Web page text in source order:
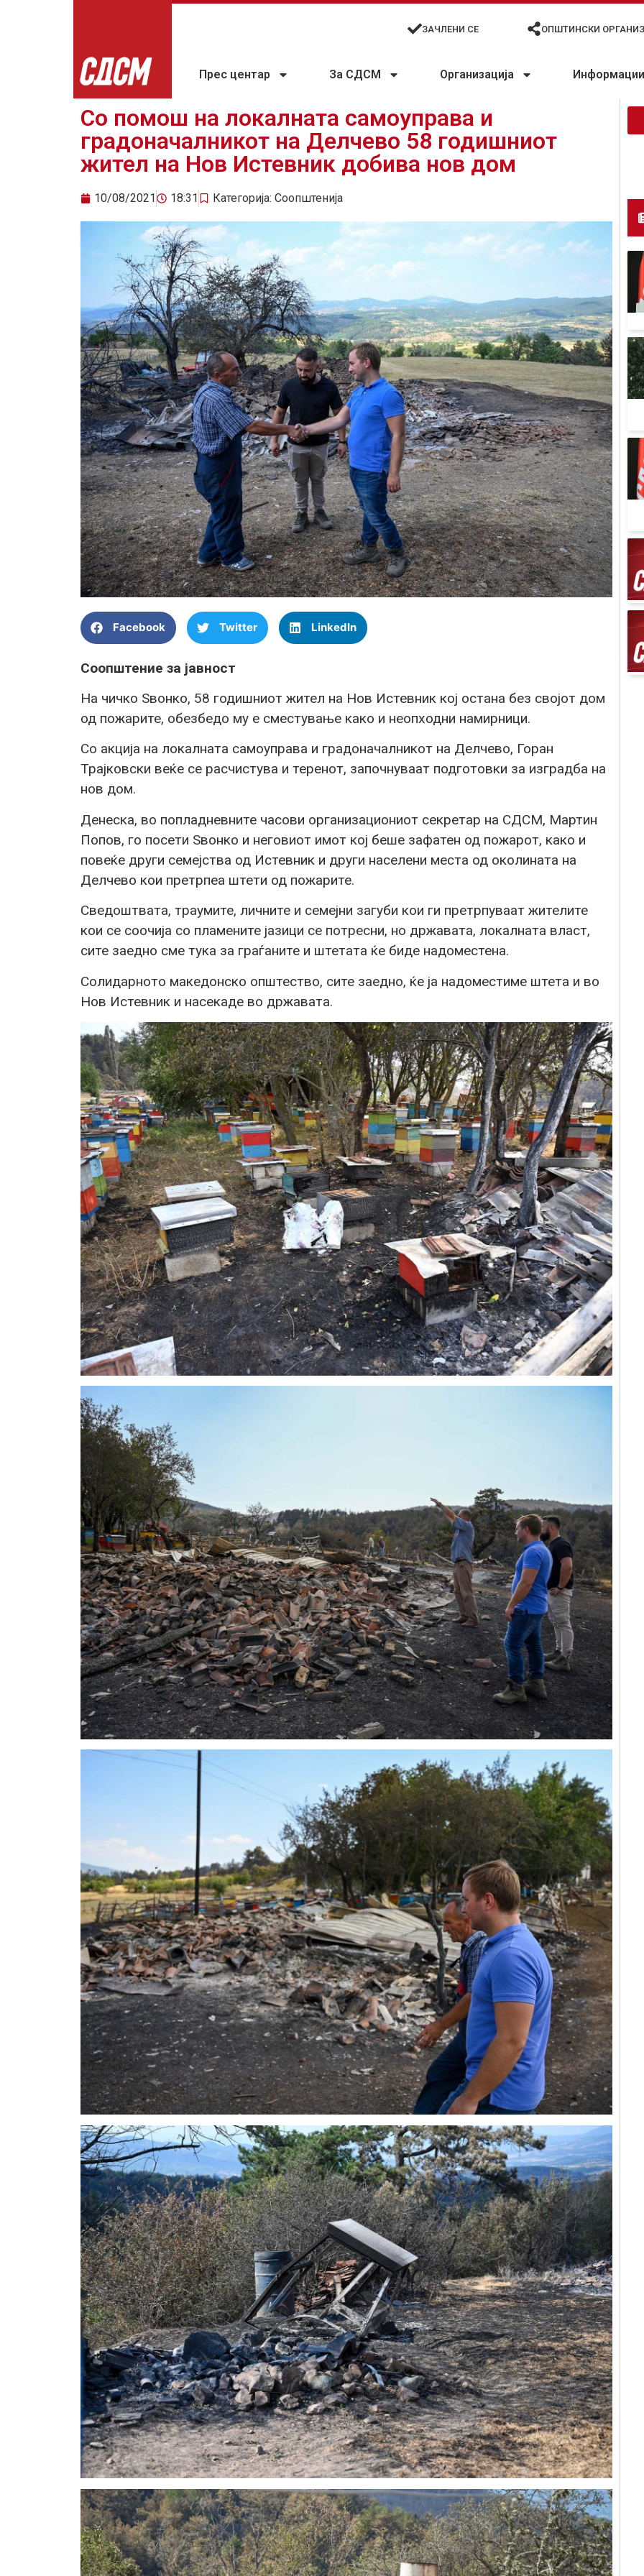
ЗАЧЛЕНИ СЕ ОПШТИНСКИ
Прес центар За СДСМ Организација Информации
Со помош на локалната самоуправа и
градоначалникот на Делчево 58 годишниот
жител на Нов Истевник добива нов дом
10/08/2021 18:31 Категорија: Соопштенија
Facebook Twitter LinkedIn
Соопштение за јавност
На чичко Ѕвонко, 58 годишниот жител на Нов Истевник кој остана без својот дом
од пожарите, обезбедо му е сместување како и неопходни намирници.
Со акција на локалната самоуправа и градоначалникот на Делчево, Горан
Трајковски веќе се расчистува и теренот, започнуваат подготовки за изградба на
нов дом.
Денеска, во попладневните часови организациониот секретар на СДСМ, Мартин
Попов, го посети Ѕвонко и неговиот имот кој беше зафатен од пожарот, како и
повеќе други семејства од Истевник и други населени места од околината на
Делчево кои претрпеа штети од пожарите.
Сведоштвата, траумите, личните и семејни загуби кои ги претрпуваат жителите
кои се соочија со пламените јазици се потресни, но државата, локалната власт,
сите заедно сме тука за граѓаните и штетата ќе биде надоместена.
Солидарното македонско општество, сите заедно, ќе ја надоместиме штета и во
Нов Истевник и насекаде во државата.